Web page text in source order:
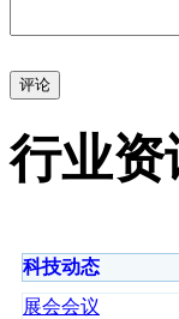
评论
行业资
科技动态
展会会议